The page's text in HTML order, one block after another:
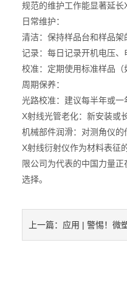
规范的维护工作能显著延
日常维护：
清洁：保持样品台和样品
记录：每日记录开机电压
校准：定期使用标准样品
周期保养：
光路校准：建议每半年或
X射线光管老化：新安装或
机械部件润滑：对测角仪
X射线衍射仪作为材料表征
限公司为代表的中国力量
选择。
上一篇： 应用 | 警惕！微